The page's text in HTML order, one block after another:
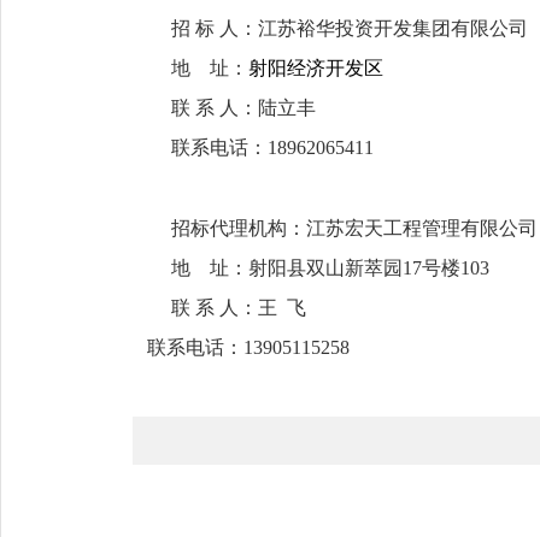
招 标 人：江苏裕华投资开发集团有限公司
地
址： 射阳经济开发区
联 系 人： 陆立丰
联系电话 ： 18962065411
招标代理机构：江苏宏天工程管理有限公司
地
址： 射阳县双山新萃园 17号楼103
联 系 人：王 飞
联系电话： 13905115258